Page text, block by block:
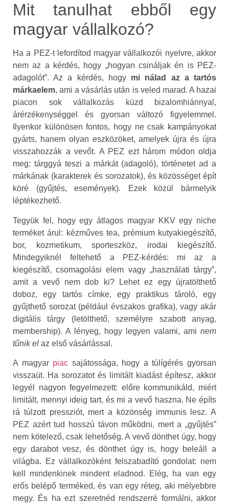
Mit tanulhat ebből egy
magyar vállalkozó?
Ha a PEZ-t lefordítod magyar vállalkozói nyelvre, akkor
nem az a kérdés, hogy „hogyan csináljak én is PEZ-
adagolót”. Az a kérdés, hogy mi nálad az a tartós
márkaelem, ami a vásárlás után is veled marad. A hazai
piacon sok vállalkozás küzd bizalomhiánnyal,
árérzékenységgel és gyorsan változó figyelemmel.
Ilyenkor különösen fontos, hogy ne csak kampányokat
gyárts, hanem olyan eszközöket, amelyek újra és újra
visszahozzák a vevőt. A PEZ ezt három módon oldja
meg: tárggyá teszi a márkát (adagoló), történetet ad a
márkának (karakterek és sorozatok), és közösséget épít
köré (gyűjtés, események). Ezek közül bármelyik
léptékezhető.
Tegyük fel, hogy egy átlagos magyar KKV egy niche
terméket árul: kézműves tea, prémium kutyakiegészítő,
bor, kozmetikum, sporteszköz, irodai kiegészítő.
Mindegyiknél feltehető a PEZ-kérdés: mi az a
kiegészítő, csomagolási elem vagy „használati tárgy”,
amit a vevő nem dob ki? Lehet ez egy újratölthető
doboz, egy tartós címke, egy praktikus tároló, egy
gyűjthető sorozat (például évszakos grafika), vagy akár
digitális tárgy (letölthető, személyre szabott anyag,
membership). A lényeg, hogy legyen valami, ami nem
tűnik el az első vásárlással.
A magyar piac sajátossága, hogy a túlígérés gyorsan
visszaüt. Ha sorozatot és limitált kiadást építesz, akkor
legyél nagyon fegyelmezett: előre kommunikáld, miért
limitált, mennyi ideig tart, és mi a vevő haszna. Ne építs
rá túlzott pressziót, mert a közönség immunis lesz. A
PEZ azért tud hosszú távon működni, mert a „gyűjtés”
nem kötelező, csak lehetőség. A vevő dönthet úgy, hogy
egy darabot vesz, és dönthet úgy is, hogy beleáll a
világba. Ez vállalkozóként felszabadító gondolat: nem
kell mindenkinek mindent eladnod. Elég, ha van egy
erős belépő terméked, és van egy réteg, aki mélyebbre
megy. És ha ezt szeretnéd rendszerré formálni, akkor